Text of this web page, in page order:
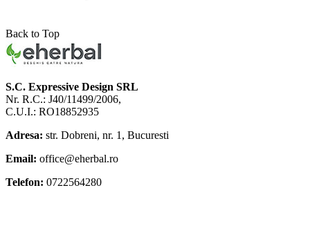
Back to Top
S.C. Expressive Design SRL
Nr. R.C.: J40/11499/2006,
C.U.I.: RO18852935
Adresa: str. Dobreni, nr. 1, Bucuresti
Email: office@eherbal.ro
Telefon: 0722564280